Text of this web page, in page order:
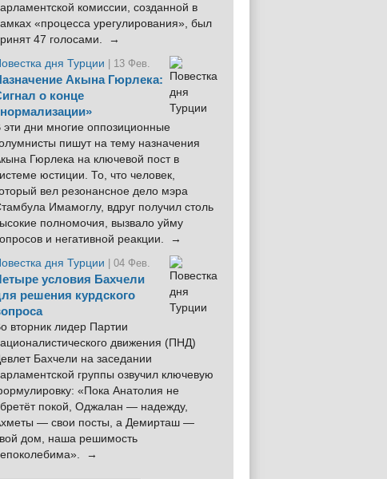
комиссии, созданной в
«процесса урегулирования», был
47 голосами. →
дня Турции
| 13 Фев.
Акына Гюрлека:
о конце
эти дни многие оппозиционные
пишут на тему назначения
Гюрлека на ключевой пост в
юстиции. То, что человек,
вел резонансное дело мэра
Имамоглу, вдруг получил столь
полномочия, вызвало уйму
и негативной реакции. →
дня Турции
| 04 Фев.
условия Бахчели
решения курдского
вторник лидер Партии
движения (ПНД)
Бахчели на заседании
группы озвучил ключевую
«Пока Анатолия не
покой, Оджалан — надежду,
— свои посты, а Демирташ —
дом, наша решимость
→